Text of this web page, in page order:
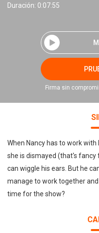
Duración: 0:07:55
Firma sin
When Nancy has to work
she is dismayed (that's fancy
can wiggle his ears. But he
manage to work together
time for the show?